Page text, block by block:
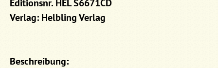
Editionsnr. HEL S6671CD
Verlag: Helbling Verlag
Beschreibung: